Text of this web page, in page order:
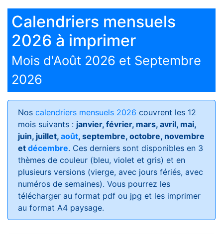
Calendriers mensuels
2026 à imprimer
Mois d'Août 2026 et Septembre
2026
Nos calendriers mensuels 2026 couvrent les 12
mois suivants : janvier, février, mars, avril, mai,
juin, juillet, août, septembre, octobre, novembre
et décembre. Ces derniers sont disponibles en 3
thèmes de couleur (bleu, violet et gris) et en
plusieurs versions (vierge, avec jours fériés, avec
numéros de semaines). Vous pourrez les
télécharger au format pdf ou jpg et les imprimer
au format A4 paysage.